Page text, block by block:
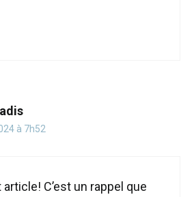
à 7h52
C’est un rappel que